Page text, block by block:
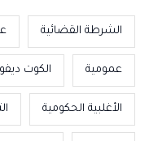
الشرطة القضائية
عمومية الكوت
الأغلبية الحكومية